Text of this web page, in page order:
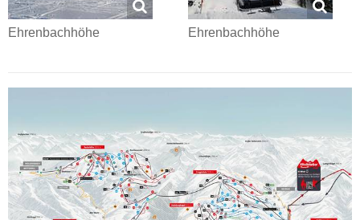
Ehrenbachhöhe Ehrenbachhöhe